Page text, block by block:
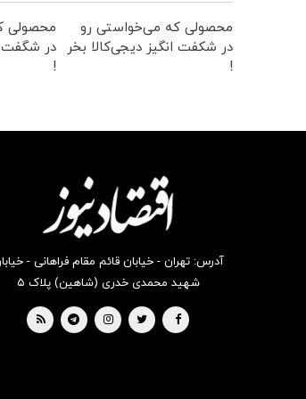
محصولی که می‌خواستی رو
در شکفت انگیز دیجی‌کالا بخر
!
محصولی
در شگفت
!
آدرس: تهران - خیابان قائم مقام فراهانی -
شهید محمدی خدری (شاهین) پلاک ۵